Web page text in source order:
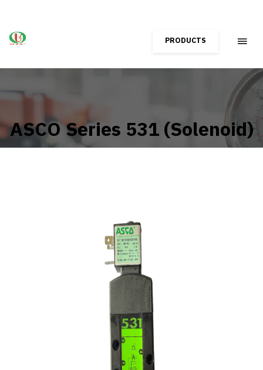
PRODUCTS
ASCO Series 531 (Solenoid)